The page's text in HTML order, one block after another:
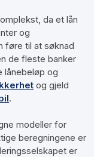
da et lån
og
føre til at søknad
de fleste banker
lånebeløp og
og gjeld
.
modeller for
beregningene er
er